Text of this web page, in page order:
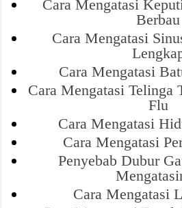
Cara Mengatasi
Berbau
Cara Mengatasi
Cara Mengatasi
Cara Mengatasi Telinga
Flu
Cara Mengatasi
Cara Mengatasi
Penyebab Dubur
Cara Mengatasi